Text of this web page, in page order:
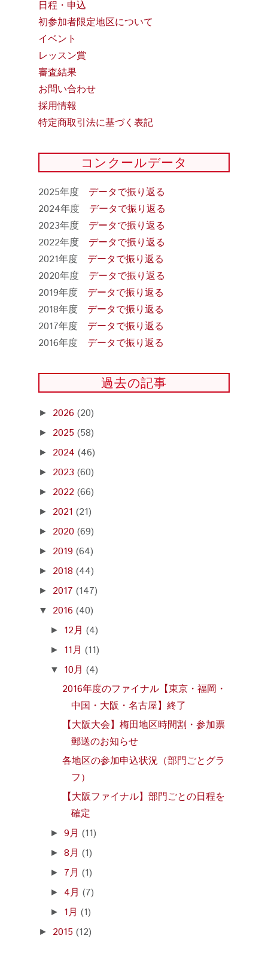
日程・申込
初参加者限定地区について
イベント
レッスン賞
審査結果
お問い合わせ
採用情報
特定商取引法に基づく表記
コンクールデータ
2025年度 データで振り返る
2024年度 データで振り返る
2023年度 データで振り返る
2022年度 データで振り返る
2021年度 データで振り返る
2020年度 データで振り返る
2019年度 データで振り返る
2018年度 データで振り返る
2017年度 データで振り返る
2016年度 データで振り返る
過去の記事
► 2026 (20)
► 2025 (58)
► 2024 (46)
► 2023 (60)
► 2022 (66)
► 2021 (21)
► 2020 (69)
► 2019 (64)
► 2018 (44)
► 2017 (147)
▼ 2016 (40)
► 12月(4)
► 11月(11)
▼ 10月(4)
2016年度のファイナル【東京・福岡・
中国・大阪・名古屋】終了
【大阪大会】梅田地区時間割・参加票
郵送のお知らせ
各地区の参加申込状況（部門ごとグラ
フ）
【大阪ファイナル】部門ごとの日程を
確定
►9月(11)
►8月(1)
► 7月(1)
► 4月(7)
► 1月(1)
► 2015 (12)